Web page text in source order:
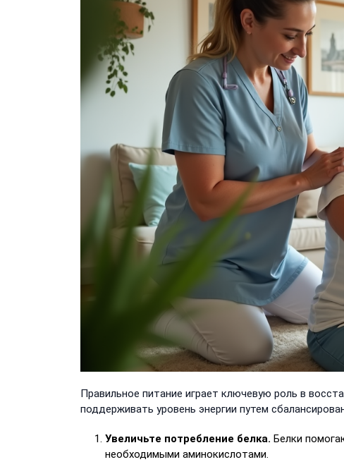
Правильное питание играет ключевую роль в
поддерживать уровень энергии путем
Увеличьте потребление белка. Белки
необходимыми аминокислотами.